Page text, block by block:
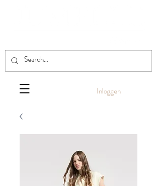
Inloggen